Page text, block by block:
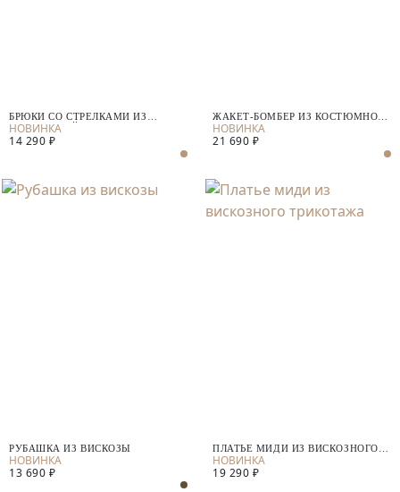
БРЮКИ СО СТРЕЛКАМИ ИЗ
КОСТЮМНОЙ ТКАНИ
14 290 ₽
ЖАКЕТ-БОМБЕР ИЗ КОСТЮМНОЙ
ТКАНИ
21 690 ₽
РУБАШКА ИЗ ВИСКОЗЫ
13 690 ₽
ПЛАТЬЕ МИДИ ИЗ ВИСКОЗНОГО
ТРИКОТАЖА
19 290 ₽